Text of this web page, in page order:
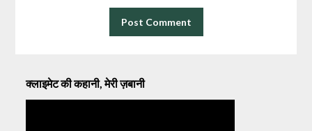
क्लाइमेट की कहानी, मेरी ज़बानी